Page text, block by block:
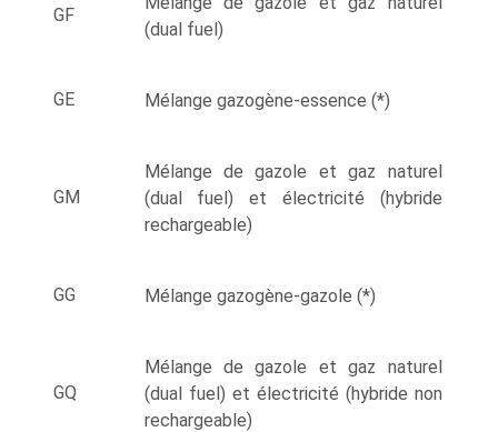
GF
(dual fuel)
GE Mélange gazogène-essence (*)
GM
Mélange de gazole et gaz naturel
(dual fuel) et électricité (hybride
rechargeable)
GG Mélange gazogène-gazole (*)
GQ
Mélange de gazole et gaz naturel
(dual fuel) et électricité (hybride non
rechargeable)